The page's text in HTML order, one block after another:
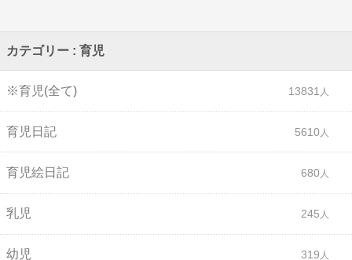
カテゴリー : 育児
※育児(全て) 13831
育児日記 5610
育児絵日記 680
乳児 245
幼児 319